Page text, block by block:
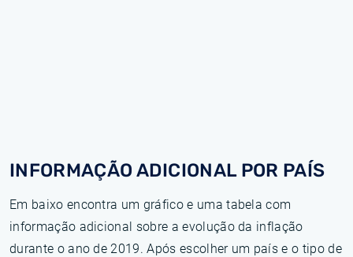
INFORMAÇÃO ADICIONAL POR PAÍS
Em baixo encontra um gráfico e uma tabela com
informação adicional sobre a evolução da inflação
durante o ano de 2019. Após escolher um país e o tipo de